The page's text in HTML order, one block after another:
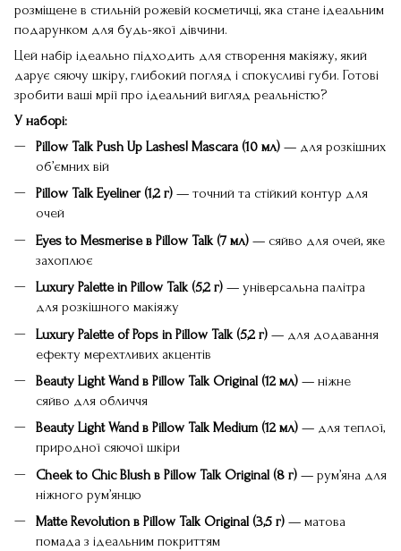
розміщене в стильній рожевій косметичці, яка стане ідеальним
подарунком для будь-якої дівчини.
Цей набір ідеально підходить для створення макіяжу, який
дарує сяючу шкіру, глибокий погляд і спокусливі губи. Готові
зробити ваші мрії про ідеальний вигляд реальністю?
У наборі:
Pillow Talk Push Up Lashes! Mascara (10 мл) — для розкішних
об’ємних вій
Pillow Talk Eyeliner (1,2 г) — точний та стійкий контур для
очей
Eyes to Mesmerise в Pillow Talk (7 мл) — сяйво для очей, яке
захоплює
Luxury Palette in Pillow Talk (5,2 г) — універсальна палітра
для розкішного макіяжу
Luxury Palette of Pops in Pillow Talk (5,2 г) — для додавання
ефекту мерехтливих акцентів
Beauty Light Wand в Pillow Talk Original (12 мл) — ніжне
сяйво для обличчя
Beauty Light Wand в Pillow Talk Medium (12 мл) — для теплої,
природної сяючої шкіри
Cheek to Chic Blush в Pillow Talk Original (8 г) — рум’яна для
ніжного рум’янцю
Matte Revolution в Pillow Talk Original (3,5 г) — матова
помада з ідеальним покриттям